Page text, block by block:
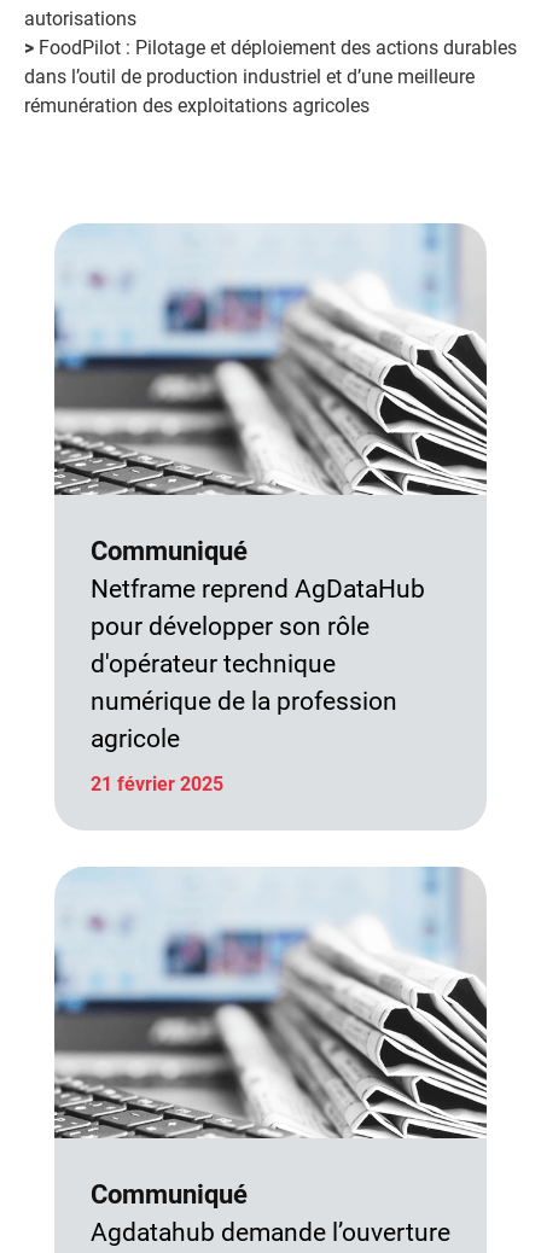
autorisations
> FoodPilot : Pilotage et déploiement des actions durables
dans l’outil de production industriel et d’une meilleure
rémunération des exploitations agricoles
Communiqué
Netframe reprend AgDataHub
pour développer son rôle
d'opérateur technique
numérique de la profession
agricole
21 février 2025
Communiqué
Agdatahub demande l’ouverture